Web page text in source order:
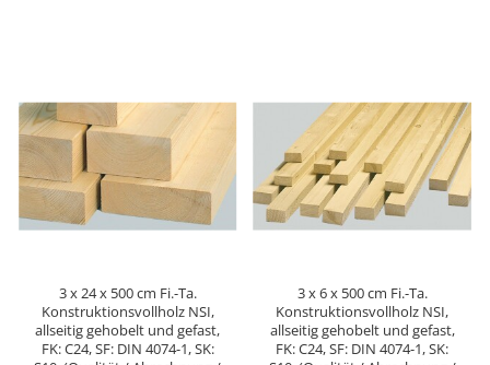
3 x 24 x 500 cm Fi.-Ta.
Konstruktionsvollholz NSI,
allseitig gehobelt und gefast,
FK: C24, SF: DIN 4074-1, SK:
3 x 6 x 500 cm Fi.-Ta.
Konstruktionsvollholz NSI,
allseitig gehobelt und gefast,
FK: C24, SF: DIN 4074-1, SK: